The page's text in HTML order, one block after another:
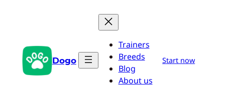
Dogo
Trainers
Breeds
Blog
About us
Start now